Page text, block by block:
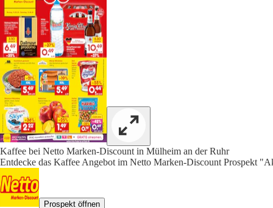
Kaffee bei Netto Marken-Discount in Mülheim an der Ruhr
Entdecke das Kaffee Angebot im Netto Marken-Discount Prospekt
Prospekt öffnen